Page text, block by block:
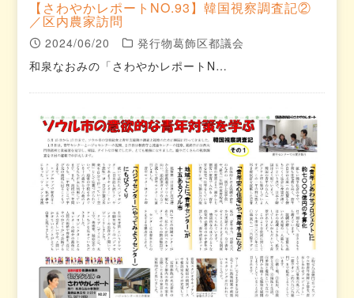
【さわやかレポートNO.93】韓国視察調査記②
／区内農家訪問
2024/06/20
発行物葛飾区都議会
和泉なおみの「さわやかレポートN…